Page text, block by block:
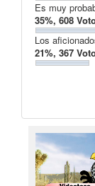
Es muy
35%, 608
Los
21%, 367